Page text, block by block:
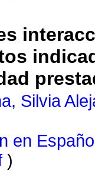
Silvia
en
)